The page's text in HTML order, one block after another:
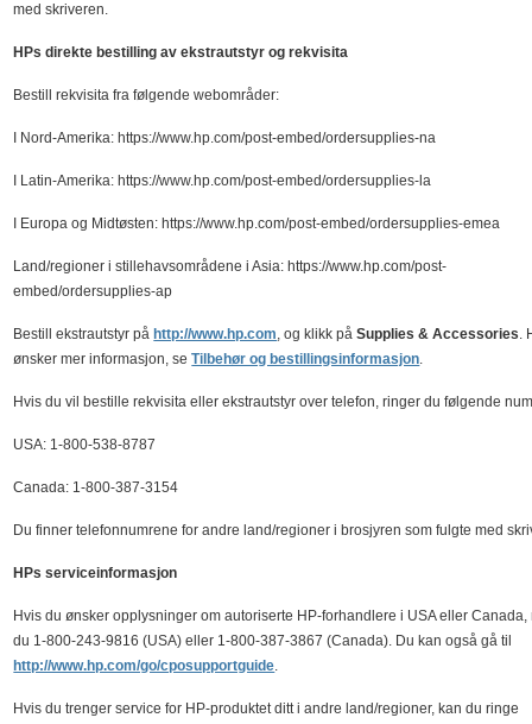
med skriveren.
HPs direkte bestilling av ekstrautstyr og rekvisita
Bestill rekvisita fra følgende webområder:
I Nord-Amerika: https://www.hp.com/post-embed/ordersupplies-na
I Latin-Amerika: https://www.hp.com/post-embed/ordersupplies-la
I Europa og Midtøsten: https://www.hp.com/post-embed/ordersupplies-emea
Land/regioner i stillehavsområdene i Asia: https://www.hp.com/post-
embed/ordersupplies-ap
Bestill ekstrautstyr på http://www.hp.com, og klikk påSupplies & Accessories.
ønsker mer informasjon, seTilbehør og bestillingsinformasjon.
Hvis du vil bestille rekvisita eller ekstrautstyr over telefon, ringer du følgende
USA: 1-800-538-8787
Canada: 1-800-387-3154
Du finner telefonnumrene for andre land/regioner i brosjyren som fulgte med
HPs serviceinformasjon
Hvis du ønsker opplysninger om autoriserte HP-forhandlere i USA eller Canada,
du 1-800-243-9816 (USA) eller 1-800-387-3867 (Canada). Du kan også gå til
http://www.hp.com/go/cposupportguide.
Hvis du trenger service for HP-produktet ditt i andre land/regioner, kan du ringe